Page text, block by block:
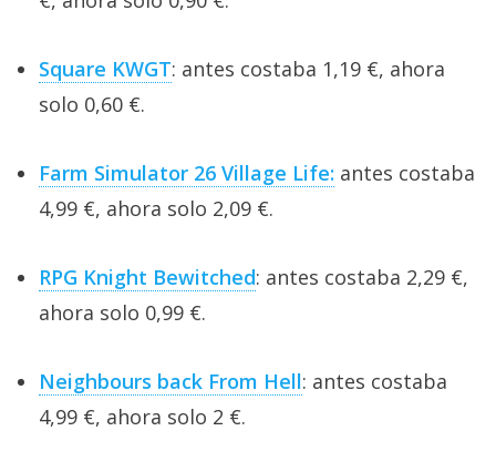
Square KWGT: antes costaba 1,19 €, ahora
solo 0,60 €.
Farm Simulator 26 Village Life: antes costaba
4,99 €, ahora solo 2,09 €.
RPG Knight Bewitched: antes costaba 2,29 €,
ahora solo 0,99 €.
Neighbours back From Hell: antes costaba
4,99 €, ahora solo 2 €.